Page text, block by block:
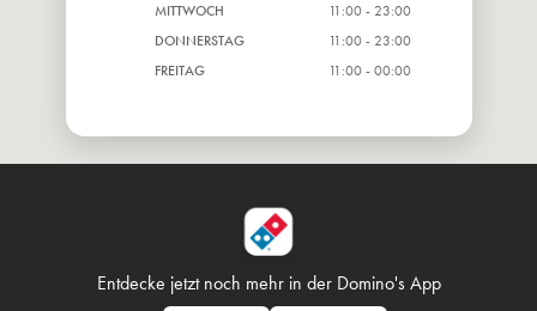
MITTWOCH
11:00 - 23:00
DONNERSTAG
11:00 - 23:00
FREITAG
11:00 - 00:00
Entdecke jetzt noch mehr in der Domino's App